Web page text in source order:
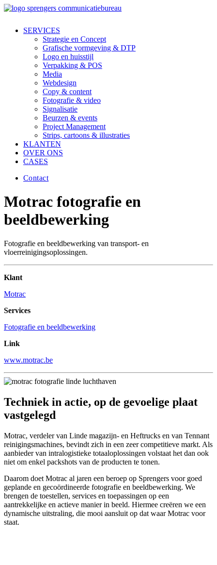
SERVICES
Strategie en Concept
Grafische vormgeving & DTP
Logo en huisstijl
Verpakking & POS
Media
Webdesign
Copy & content
Fotografie & video
Signalisatie
Beurzen & events
Project Management
Strips, cartoons & illustraties
KLANTEN
OVER ONS
CASES
Contact
Motrac fotografie en
beeldbewerking
Fotografie en beeldbewerking van transport- en
vloerreinigingsoplossingen.
Klant
Motrac
Services
Fotografie en beeldbewerking
Link
www.motrac.be
Techniek in actie, op de gevoelige plaat
vastgelegd
Motrac, verdeler van Linde magazijn- en Heftrucks en van Tennant
reinigingsmachines, bevindt zich in een zeer competitieve markt. Als
aanbieder van intralogistieke totaaloplossingen volstaat het dan ook
niet om enkel packshots van de producten te tonen.
Daarom doet Motrac al jaren een beroep op Sprengers voor goed
geplande en gecoördineerde fotografie en beeldbewerking. We
brengen de toestellen, services en toepassingen op een
aantrekkelijke en actieve manier in beeld. Hiermee creëren we een
dynamische uitstraling, die mooi aansluit op dat waar Motrac voor
staat.